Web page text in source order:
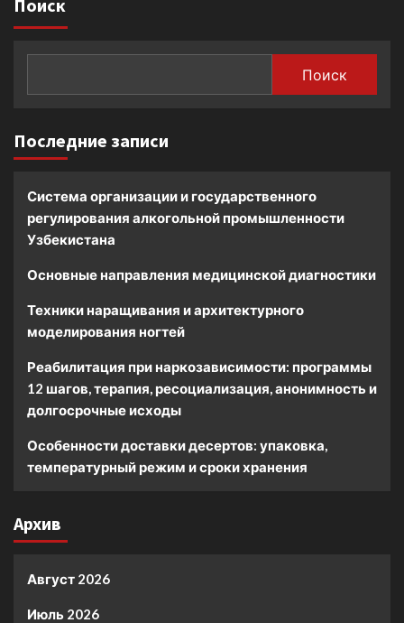
Поиск
Поиск
Последние записи
Система организации и государственного
регулирования алкогольной промышленности
Узбекистана
Основные направления медицинской диагностики
Техники наращивания и архитектурного
моделирования ногтей
Реабилитация при наркозависимости: программы
12 шагов, терапия, ресоциализация, анонимность и
долгосрочные исходы
Особенности доставки десертов: упаковка,
температурный режим и сроки хранения
Архив
Август 2026
Июль 2026